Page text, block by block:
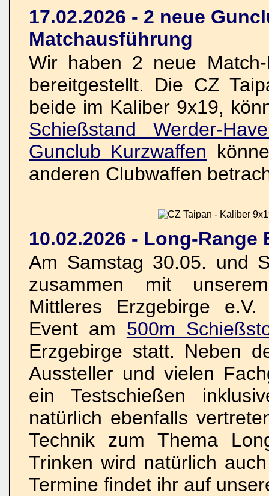
17.02.2026 - 2 neue
Matchausführung
Wir haben 2 neue
bereitgestellt. Die CZ
beide im Kaliber 9x19,
Schießstand Werder-
Gunclub Kurzwaffen
anderen Clubwaffen
10.02.2026 - Long-Range
Am Samstag 30.05. und
zusammen mit
Mittleres Erzgebirge
Event am 500m
Erzgebirge statt. Neben
Aussteller und vielen
ein Testschießen
natürlich ebenfalls
Technik zum Thema
Trinken wird natürlich
Termine findet ihr auf